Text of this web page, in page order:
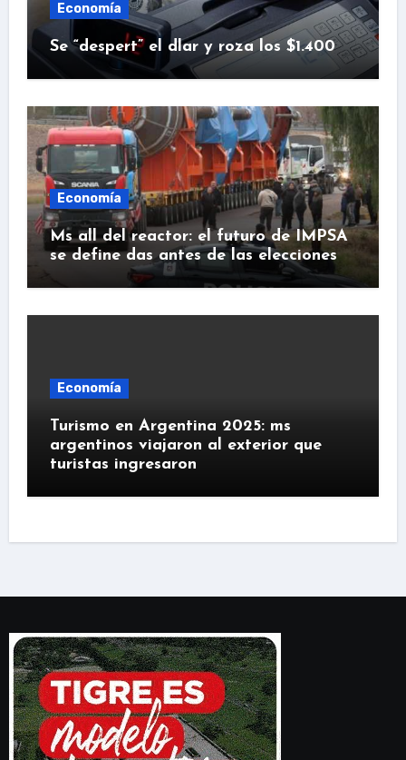
Economía
Se “despert” el dlar y roza los $1.400
Economía
Ms all del reactor: el futuro de IMPSA
se define das antes de las elecciones
Economía
Turismo en Argentina 2025: ms
argentinos viajaron al exterior que
turistas ingresaron